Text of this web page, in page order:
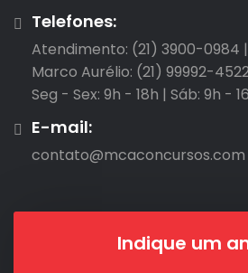
Telefones:
Atendimento: (21) 3900-0984
Marco Aurélio: (21) 99992-
Seg - Sex: 9h - 18h | Sáb: 9h -
E-mail:
contato@mcaconcursos.com
Indique um